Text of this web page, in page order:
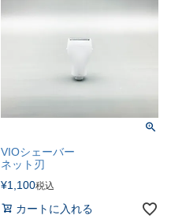
VIOシェーバー
ネット刃
¥1,100税込
カートに入れる